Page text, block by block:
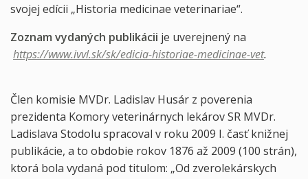
svojej edícii „Historia medicinae veterinariae“.
Zoznam vydaných publikácii je uverejnený na
https://www.ivvl.sk/sk/edicia-historiae-medicinae-vet.
Člen komisie MVDr. Ladislav Husár z poverenia
prezidenta Komory veterinárnych lekárov SR MVDr.
Ladislava Stodolu spracoval v roku 2009 I. časť knižnej
publikácie, a to obdobie rokov 1876 až 2009 (100 strán),
ktorá bola vydaná pod titulom: „Od zverolekárskych